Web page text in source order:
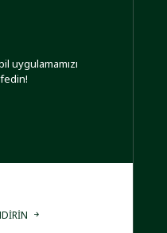
uygulamamızı